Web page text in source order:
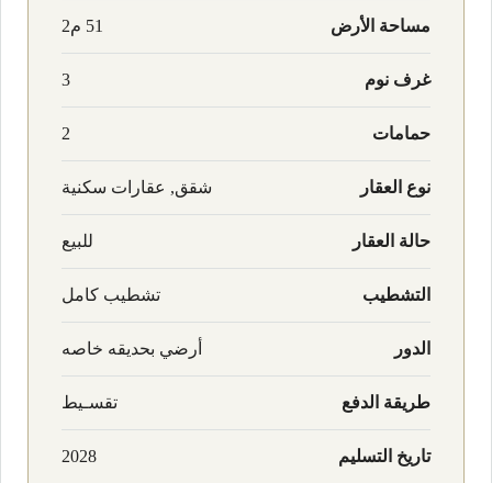
مساحة الأرض 51 م2
غرف نوم 3
حمامات 2
نوع العقار شقق, عقارات سكنية
حالة العقار للبيع
التشطيب تشطيب كامل
الدور أرضي بحديقه خاصه
طريقة الدفع تقسـيط
تاريخ التسليم 2028